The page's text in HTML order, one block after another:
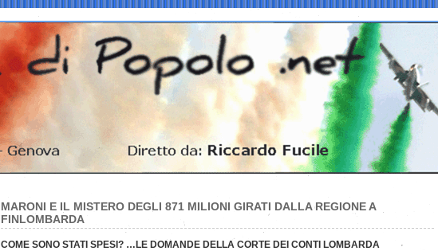
MARONI E IL MISTERO DEGLI 871 MILIONI GIRATI DALLA REGIONE A
FINLOMBARDA
COME SONO STATI SPESI? …LE DOMANDE DELLA CORTE DEI CONTI LOMBARDA